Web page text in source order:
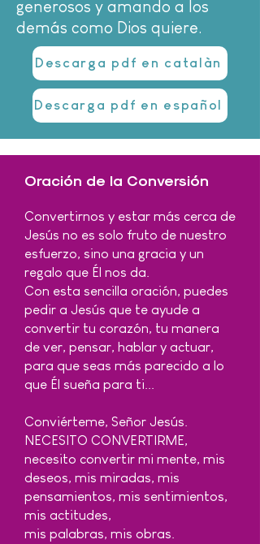
generosos y amando a los
demás como Dios quiere.
Descarga pdf en catalàn
Descarga pdf en español
Oración de la Conversión
Convertirnos y estar más cerca de
Jesús no es solo fruto de nuestro
esfuerzo, sino una gracia y un
regalo que Él nos da.
Con esta sencilla oración, puedes
pedir a Jesús que te ayude a
convertir tu corazón, tu manera
de ver, pensar, hablar y actuar,
para que seas más parecido a lo
que Él sueña para ti...
Conviérteme, Señor Jesús.
NECESITO CONVERTIRME,
necesito convertir mi mente, mis
deseos, mis miradas, mis
pensamientos, mis sentimientos,
mis actitudes,
mis palabras, mis obras.